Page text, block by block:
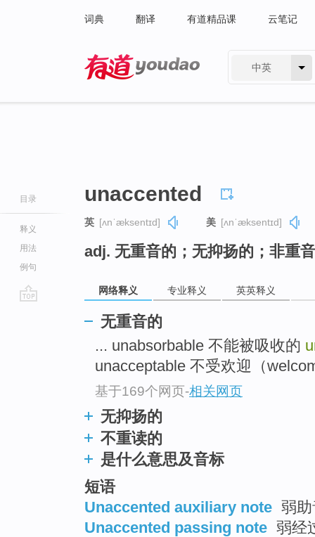
词典 翻译 有道精品课 云笔记
中英
目录
释义
用法
例句
unaccented
英 [ʌnˈæksentɪd] 美 [ʌnˈæksentɪd]
adj. 无重音的；无抑扬的；非重
网络释义 专业释义 英英释义
无重音的
... unabsorbable 不能被吸收的
unacceptable 不受欢迎（
基于169个网页-相关网页
无抑扬的
不重读的
是什么意思及音标
短语
Unaccented auxiliary note 弱
Unaccented passing note 弱经